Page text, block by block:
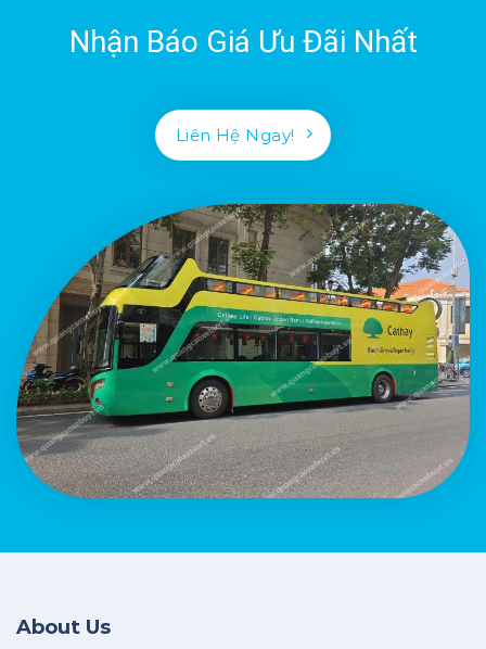
Nhận Báo Giá Ưu Đãi Nhất
Liên Hệ Ngay!
About Us